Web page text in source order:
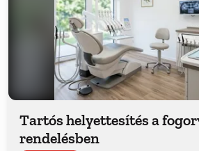
Tartós helyettesítés a
rendelésben